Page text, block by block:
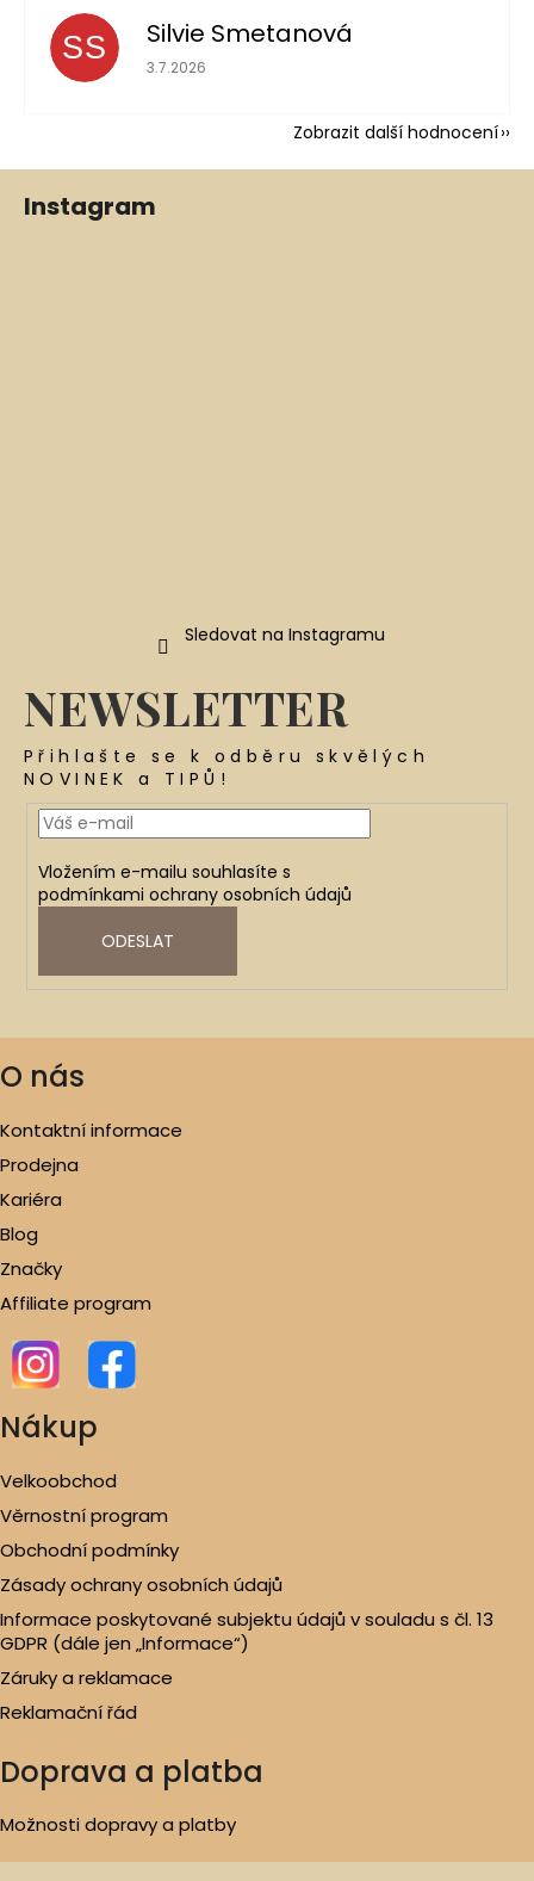
SS Silvie Smetanová
Hodnocení obchodu je 5 z 5 hvězdiček.
3.7.2026
Zobrazit další hodnocení
Z
Instagram
Sledovat na Instagramu
NEWSLETTER
Přihlašte se k odběru skvělých
NOVINEK a TIPŮ!
Vložením e-mailu souhlasíte s
podmínkami ochrany osobních údajů
ODESLAT
O nás
Kontaktní informace
Prodejna
Kariéra
Blog
Značky
Affiliate program
Nákup
Velkoobchod
Věrnostní program
Obchodní podmínky
Zásady ochrany osobních údajů
Informace poskytované subjektu údajů v souladu s čl. 13
GDPR (dále jen „Informace“)
Záruky a reklamace
Reklamační řád
Doprava a platba
Možnosti dopravy a platby